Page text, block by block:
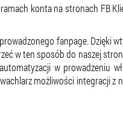
konta na stronach FB
fanpage. Dzięki
w ten sposób do naszej
w prowadzeniu
możliwości integracji z